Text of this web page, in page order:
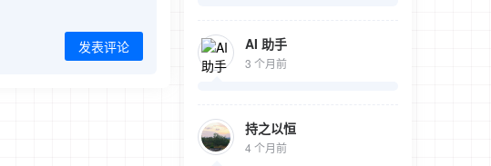
发表评论 AI 助手
3 个月前
持之以恒
4 个月前